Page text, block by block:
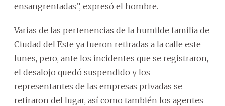
ensangrentadas”, expresó el hombre.
Varias de las pertenencias de la humilde familia de
Ciudad del Este ya fueron retiradas a la calle este
lunes, pero, ante los incidentes que se registraron,
el desalojo quedó suspendido y los
representantes de las empresas privadas se
retiraron del lugar, así como también los agentes